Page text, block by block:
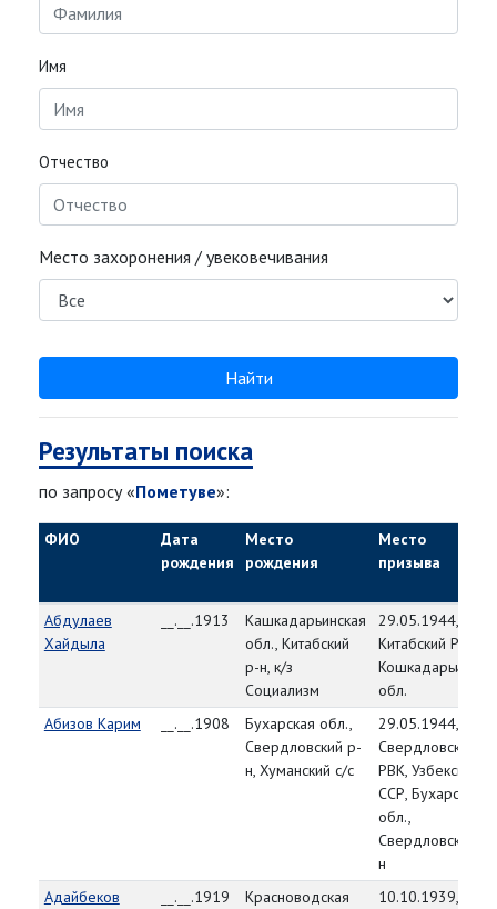
Имя
Отчество
Место захоронения / увековечивания
Найти
Результаты поиска
по запросу «Пометуве»:
ФИО
Дата
рождения
Место
рождения
Место
призыва
Абдулаев
Хайдыла
__.__.1913
Кашкадарьинская
обл., Китабский
р-н, к/з
Социализм
29.05.1944,
Китабский РВК,
обл.
Абизов Карим
__.__.1908
Бухарская обл.,
Свердловский р-
н, Хуманский с/с
29.05.1944,
Свердловский
РВК, Узбекская
ССР, Бухарская
обл.,
Свердловский р-
н
Адайбеков
__.__.1919
Красноводская
10.10.1939,